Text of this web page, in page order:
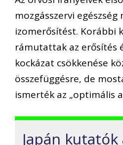
mozgásszervi
izomerősítést. Korábbi
rámutattak az erősítés
kockázat csökkenése
összefüggésre, de
ismerték az „optimális
Japán